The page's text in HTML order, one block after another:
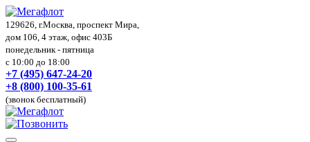
129626, г.Москва, проспект Мира,
дом 106, 4 этаж, офис 403Б
понедельник - пятница
с 10:00 до 18:00
+7 (495) 647-24-20
+8 (800) 100-35-61
(звонок бесплатный)